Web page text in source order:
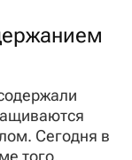
Сегодня в